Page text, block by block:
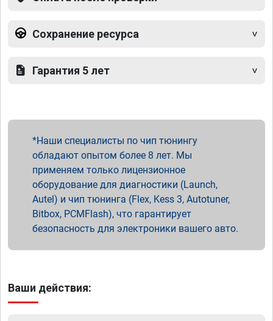
Сохранение ресурса
Гарантия 5 лет
Наши специалисты по чип тюнингу
обладают опытом более 8 лет. Мы
применяем только лицензионное
оборудование для диагностики (Launch,
Autel) и чип тюнинга (Flex, Kess 3, Autotuner,
Bitbox, PCMFlash), что гарантирует
безопасность для электроники вашего авто.
Ваши действия: